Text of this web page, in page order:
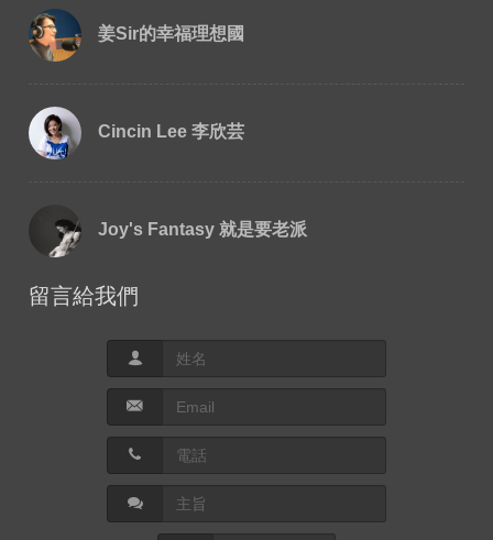
姜Sir的幸福理想國
Cincin Lee 李欣芸
Joy's Fantasy 就是要老派
留言給我們